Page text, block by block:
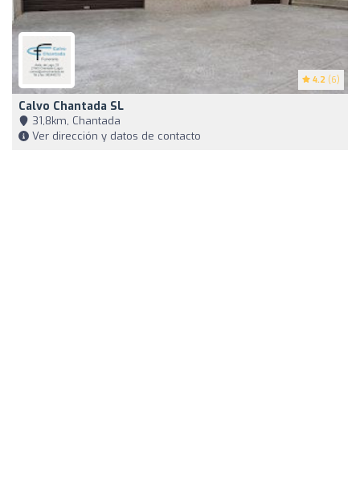
4.2 (6)
Calvo Chantada SL
31,8km, Chantada
Ver dirección y datos de contacto